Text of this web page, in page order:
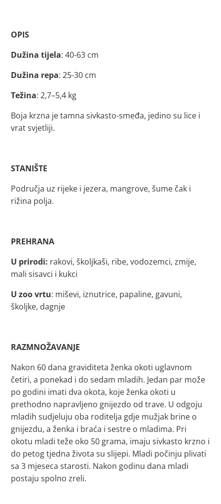
OPIS
Dužina tijela: 40-63 cm
Dužina repa: 25-30 cm
Težina: 2,7–5,4 kg
Boja krzna je tamna sivkasto-smeđa, jedino su lice i
vrat svjetliji.
STANIŠTE
Područja uz rijeke i jezera, mangrove, šume čak i
rižina polja.
PREHRANA
U prirodi: rakovi, školjkaši, ribe, vodozemci, zmije,
mali sisavci i kukci
U zoo vrtu: miševi, iznutrice, papaline, gavuni,
školjke, dagnje
RAZMNOŽAVANJE
Nakon 60 dana graviditeta ženka okoti uglavnom
četiri, a ponekad i do sedam mladih. Jedan par može
po godini imati dva okota, koje ženka okoti u
prethodno napravljeno gnijezdo od trave. U odgoju
mladih sudjeluju oba roditelja gdje mužjak brine o
gnijezdu, a ženka i braća i sestre o mladima. Pri
okotu mladi teže oko 50 grama, imaju sivkasto krzno i
do petog tjedna života su slijepi. Mladi počinju plivati
sa 3 mjeseca starosti. Nakon godinu dana mladi
postaju spolno zreli.